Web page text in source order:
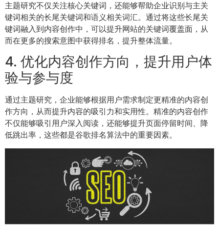
主题研究不仅关注核心关键词，还能够帮助企业识别与主关
键词相关的长尾关键词和语义相关词汇。通过将这些长尾关
键词融入到内容创作中，可以提升网站的关键词覆盖面，从
而在更多的搜索意图中获得排名，提升整体流量。
4. 优化内容创作方向，提升用户体
验与参与度
通过主题研究，企业能够根据用户需求制定更精准的内容创
作方向，从而提升内容的吸引力和实用性。精准的内容创作
不仅能够吸引用户深入阅读，还能够提升页面停留时间、降
低跳出率，这些都是谷歌排名算法中的重要因素。